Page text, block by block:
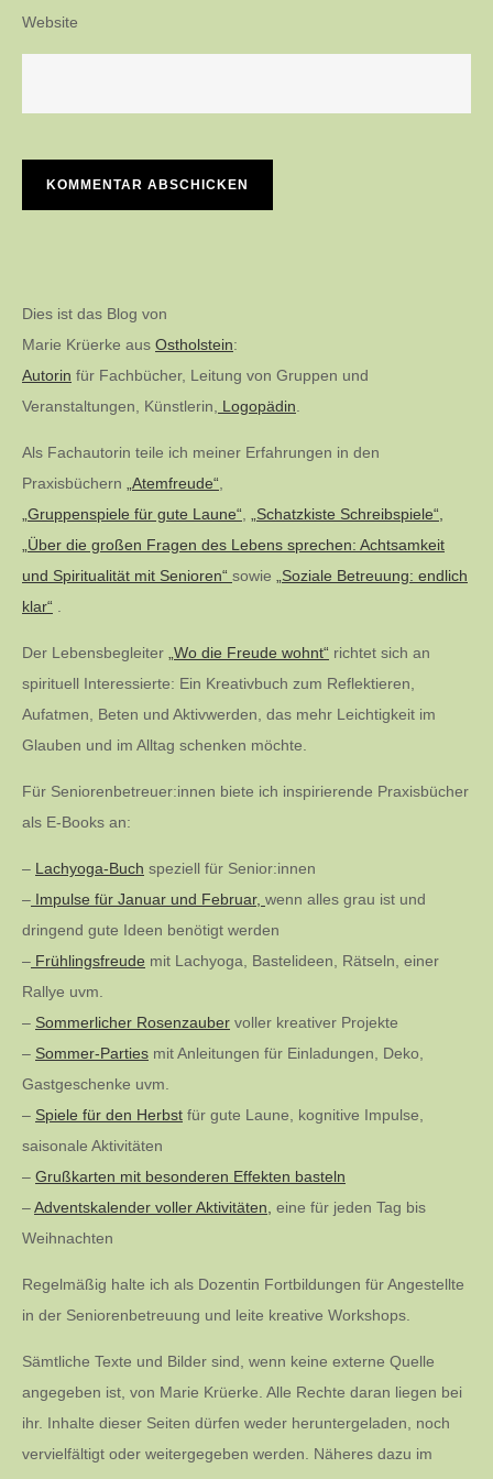
Website
Dies ist das Blog von
Marie Krüerke aus Ostholstein:
Autorin für Fachbücher, Leitung von Gruppen und
Veranstaltungen, Künstlerin,
Logopädin
Als Fachautorin teile ich meiner Erfahrungen in den
Praxisbüchern
„Atemfreude“
„Gruppenspiele für gute Laune“
„Schatzkiste Schreibspiele“,
„Über die großen Fragen des Lebens sprechen: Achtsamkeit
und Spiritualität mit Senioren“ sowie
„Soziale Betreuung: endlich
klar“
Der Lebensbegleiter „Wo die Freude wohnt“ richtet sich an
spirituell Interessierte: Ein Kreativbuch zum Reflektieren,
Aufatmen, Beten und Aktivwerden, das mehr Leichtigkeit im
Glauben und im Alltag schenken möchte.
Für Seniorenbetreuer:innen biete ich inspirierende Praxisbücher
als E-Books an:
– Lachyoga-Buch speziell für Senior:innen
– Impulse für Januar und Februar, wenn alles grau ist und
dringend gute Ideen benötigt werden
– Frühlingsfreude mit Lachyoga, Bastelideen, Rätseln, einer
Rallye uvm.
– Sommerlicher Rosenzauber voller kreativer Projekte
– Sommer-Parties mit Anleitungen für Einladungen, Deko,
Gastgeschenke uvm.
– Spiele für den Herbst für gute Laune, kognitive Impulse,
saisonale Aktivitäten
– Grußkarten mit besonderen Effekten basteln
–Adventskalender voller Aktivitäten, eine für jeden Tag bis
Weihnachten
Regelmäßig halte ich als Dozentin Fortbildungen für Angestellte
in der Seniorenbetreuung und leite kreative Workshops.
Sämtliche Texte und Bilder sind, wenn keine externe Quelle
angegeben ist, von Marie Krüerke. Alle Rechte daran liegen bei
ihr. Inhalte dieser Seiten dürfen weder heruntergeladen, noch
vervielfältigt oder weitergegeben werden. Näheres dazu im